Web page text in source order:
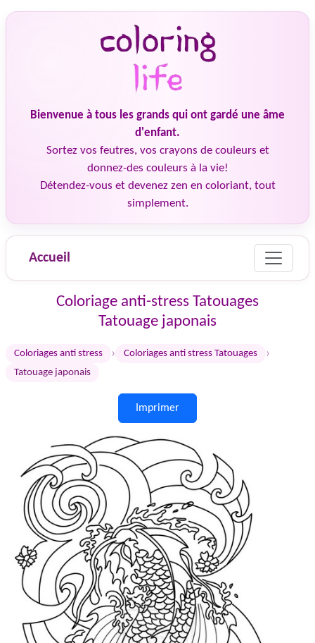
Bienvenue à tous les grands qui ont gardé une âme
d'enfant.
Sortez vos feutres, vos crayons de couleurs et
donnez-des couleurs à la vie!
Détendez-vous et devenez zen en coloriant, tout
simplement.
Accueil
Coloriage anti-stress Tatouages
Tatouage japonais
Coloriages anti stress › Coloriages anti stress Tatouages ›
Tatouage japonais
Imprimer